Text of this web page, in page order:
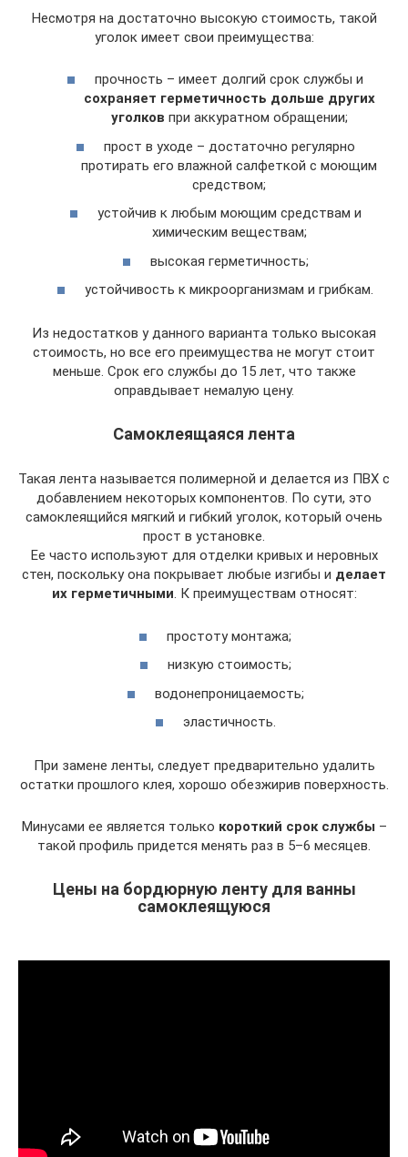
Несмотря на достаточно высокую стоимость, такой
уголок имеет свои преимущества:
прочность – имеет долгий срок службы и
сохраняет герметичность дольше других
уголков при аккуратном обращении;
прост в уходе – достаточно регулярно
протирать его влажной салфеткой с моющим
средством;
устойчив к любым моющим средствам и
химическим веществам;
высокая герметичность;
устойчивость к микроорганизмам и грибкам.
Из недостатков у данного варианта только высокая
стоимость, но все его преимущества не могут стоит
меньше. Срок его службы до 15 лет, что также
оправдывает немалую цену.
Самоклеящаяся лента
Такая лента называется полимерной и делается из ПВХ с
добавлением некоторых компонентов. По сути, это
самоклеящийся мягкий и гибкий уголок, который очень
прост в установке.
Ее часто используют для отделки кривых и неровных
стен, поскольку она покрывает любые изгибы и делает
их герметичными. К преимуществам относят:
простоту монтажа;
низкую стоимость;
водонепроницаемость;
эластичность.
При замене ленты, следует предварительно удалить
остатки прошлого клея, хорошо обезжирив поверхность.
Минусами ее является только короткий срок службы –
такой профиль придется менять раз в 5–6 месяцев.
Цены на бордюрную ленту для ванны
самоклеящуюся